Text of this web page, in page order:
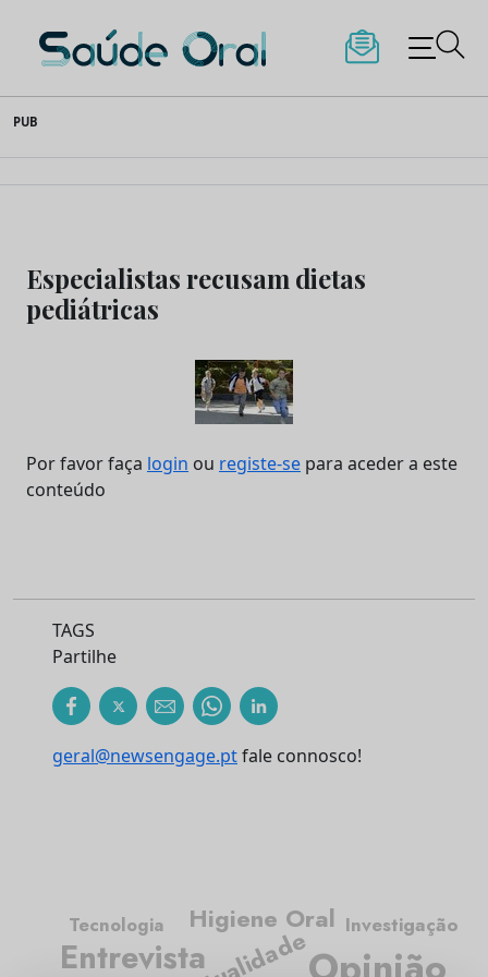
to
content
Saúde Oral
PUB
Especialistas recusam dietas
pediátricas
Por favor faça login ou registe-se para aceder a este
conteúdo
TAGS
Partilhe
geral@newsengage.ptfale connosco!
Higiene Oral
Entrevista
Tecnologia Investigação